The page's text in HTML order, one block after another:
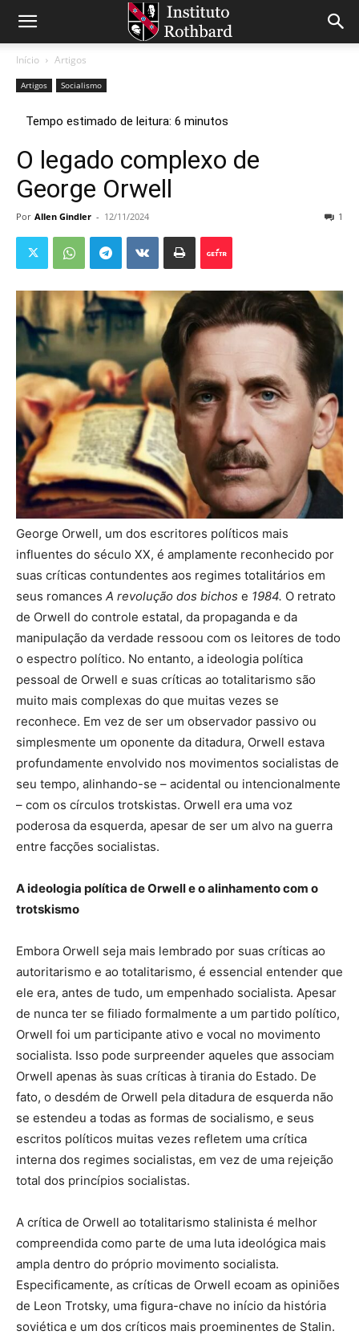
Início Artigos
Artigos Socialismo
O legado complexo de
George Orwell
Por Allen Gindler - 12/11/2024 1
George Orwell, um dos escritores políticos mais
influentes do século XX, é amplamente reconhecido por
suas críticas contundentes aos regimes totalitários em
seus romances A revolução dos bichos e 1984. O retrato
de Orwell do controle estatal, da propaganda e da
manipulação da verdade ressoou com os leitores de todo
o espectro político. No entanto, a ideologia política
pessoal de Orwell e suas críticas ao totalitarismo são
muito mais complexas do que muitas vezes se
reconhece. Em vez de ser um observador passivo ou
simplesmente um oponente da ditadura, Orwell estava
profundamente envolvido nos movimentos socialistas de
seu tempo, alinhando-se – acidental ou intencionalmente
– com os círculos trotskistas. Orwell era uma voz
poderosa da esquerda, apesar de ser um alvo na guerra
entre facções socialistas.
A ideologia política de Orwell e o alinhamento com o
trotskismo
Embora Orwell seja mais lembrado por suas críticas ao
autoritarismo e ao totalitarismo, é essencial entender que
ele era, antes de tudo, um empenhado socialista. Apesar
de nunca ter se filiado formalmente a um partido político,
Orwell foi um participante ativo e vocal no movimento
socialista. Isso pode surpreender aqueles que associam
Orwell apenas às suas críticas à tirania do Estado. De
fato, o desdém de Orwell pela ditadura de esquerda não
se estendeu a todas as formas de socialismo, e seus
escritos políticos muitas vezes refletem uma crítica
interna dos regimes socialistas, em vez de uma rejeição
total dos princípios socialistas.
A crítica de Orwell ao totalitarismo stalinista é melhor
compreendida como parte de uma luta ideológica mais
ampla dentro do próprio movimento socialista.
Especificamente, as críticas de Orwell ecoam as opiniões
de Leon Trotsky, uma figura-chave no início da história
soviética e um dos críticos mais proeminentes de Stalin.